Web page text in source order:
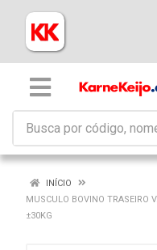
INÍCIO
MUSCULO BOVINO TRASEIRO
±30KG